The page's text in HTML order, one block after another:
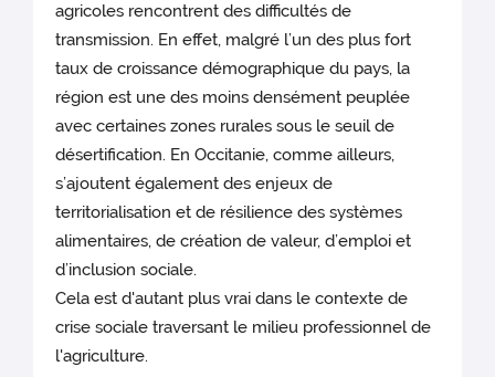
agricoles rencontrent des difficultés de
transmission. En effet, malgré l’un des plus fort
taux de croissance démographique du pays, la
région est une des moins densément peuplée
avec certaines zones rurales sous le seuil de
désertification. En Occitanie, comme ailleurs,
s’ajoutent également des enjeux de
territorialisation et de résilience des systèmes
alimentaires, de création de valeur, d’emploi et
d’inclusion sociale.
Cela est d'autant plus vrai dans le contexte de
crise sociale traversant le milieu professionnel de
l'agriculture.